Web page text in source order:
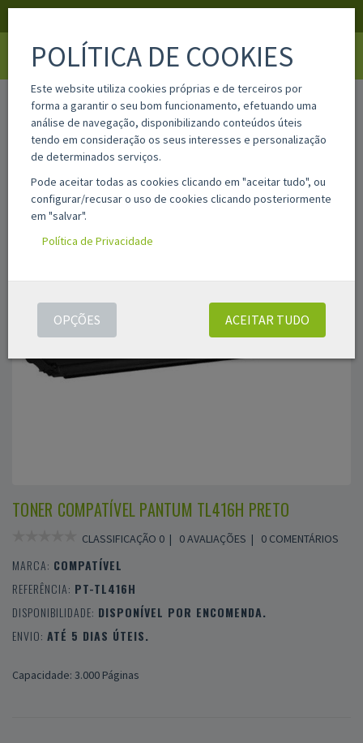
home pt-tl416h
TONER COMPATÍVEL PANTUM TL416H PRETO
CLASSIFICAÇÃO 0 | 0 AVALIAÇÕES | 0 COMENTÁRIOS
MARCA: COMPATÍVEL
REFERÊNCIA: PT-TL416H
DISPONIBILIDADE: DISPONÍVEL POR ENCOMENDA.
ENVIO: ATÉ 5 DIAS ÚTEIS.
Capacidade: 3.000 Páginas
POLÍTICA DE COOKIES
Este website utiliza cookies próprias e de terceiros por
forma a garantir o seu bom funcionamento, efetuando uma
análise de navegação, disponibilizando conteúdos úteis
tendo em consideração os seus interesses e personalização
de determinados serviços.
Pode aceitar todas as cookies clicando em "aceitar tudo", ou
configurar/recusar o uso de cookies clicando posteriormente
em "salvar".
Política de Privacidade
ACEITAR TUDO
OPÇÕES